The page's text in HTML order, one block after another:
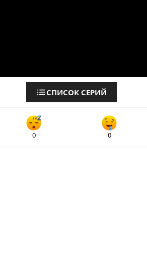
СПИСОК СЕРИЙ
0 0